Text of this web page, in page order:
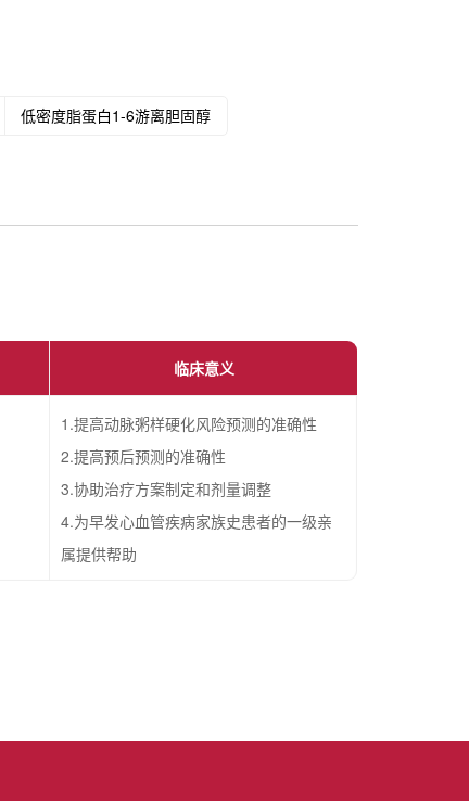
低密度脂蛋白1-6游离胆固醇
临床意义
1.提高动脉粥样硬化风险预测的准确性
2.提高预后预测的准确性
3.协助治疗方案制定和剂量调整
4.为早发心血管疾病家族史患者的一级亲
属提供帮助